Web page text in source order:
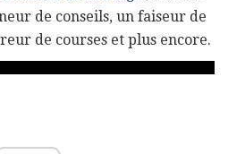
de conseils, un faiseur de
de courses et plus encore.